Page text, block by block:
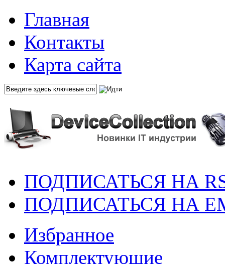
Главная
Контакты
Карта сайта
ПОДПИСАТЬСЯ НА
ПОДПИСАТЬСЯ НА
Избранное
Комплектующие